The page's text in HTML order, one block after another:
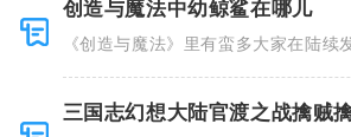
创造与魔法中幼鲸鲨在哪儿
《创造与魔法》里有蛮多大家在陆续
三国志幻想大陆官渡之战擒贼